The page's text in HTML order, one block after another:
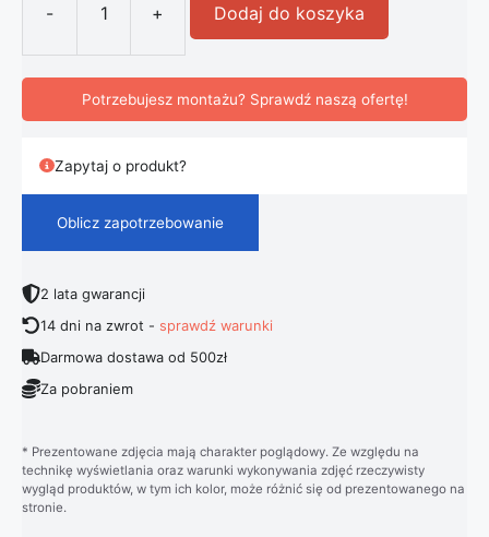
-
ilość Nowoczesna luksusowa
+ Dodaj do koszyka
Potrzebujesz montażu? Sprawdź naszą ofertę!
Zapytaj o produkt?
Oblicz zapotrzebowanie
2 lata gwarancji
14 dni na zwrot -sprawdź warunki
Darmowa dostawa od 500zł
Za pobraniem
* Prezentowane zdjęcia mają charakter poglądowy. Ze względu na
technikę wyświetlania oraz warunki wykonywania zdjęć rzeczywisty
wygląd produktów, w tym ich kolor, może różnić się od prezentowanego na
stronie.